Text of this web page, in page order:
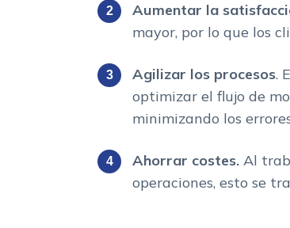
Aumentar la
mayor, por lo que los
Agilizar los procesos.
optimizar el flujo de
minimizando los
Ahorrar costes. Al
operaciones, esto se